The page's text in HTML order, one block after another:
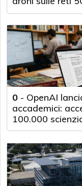
0 - OpenAI
accademici:
100.000